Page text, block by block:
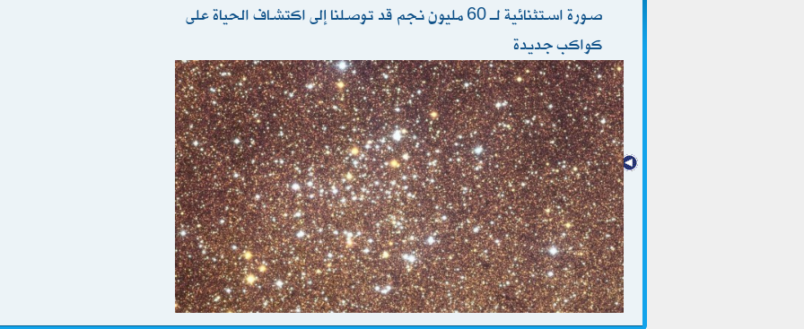
صورة استثنائية لـ 60 مليون نجم قد توصلنا إلى اكتشاف الحياة على
كواكب جديدة